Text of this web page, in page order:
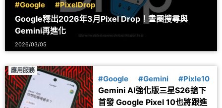
#Google #PixelDrop
Google釋出2026年3月Pixel Drop！畫圈搜尋與
Gemini再進化
2026/03/05
應用服務
#Google #Gemini #Pixle10
Gemini AI強化版三星S26搶下
首發 Google Pixel 10也將跟進